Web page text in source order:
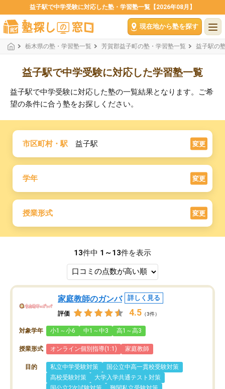
益子駅で中学受験に対応した塾・学習塾一覧【2026年08月】
現在地から塾を探す
栃木県の塾・学習塾一覧 芳賀郡益子町の塾・学習塾一覧 益子駅の
益子駅で中学受験に対応した学習塾一覧
益子駅で中学受験に対応した塾の一覧結果となります。ご希
望の条件に合う塾をお探しください。
市区町村・駅 益子駅 変更
学年 変更
授業形式 変更
13件中 1～13件を表示
家庭教師のガンバ 詳しく見る
評価 4.5 （3件）
対象学年 小1～小6 中1～中3 高1～高3
授業形式 オンライン個別指導(1:1) 家庭教師
目的 私立中学受験対策
国公立中高一貫校受験対策
高校受験対策
大学入学共通テスト対策